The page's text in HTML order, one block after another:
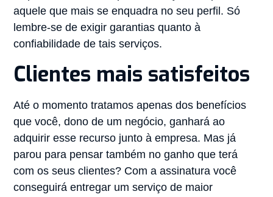
aquele que mais se enquadra no seu perfil. Só
lembre-se de exigir garantias quanto à
confiabilidade de tais serviços.
Clientes mais satisfeitos
Até o momento tratamos apenas dos benefícios
que você, dono de um negócio, ganhará ao
adquirir esse recurso junto à empresa. Mas já
parou para pensar também no ganho que terá
com os seus clientes? Com a assinatura você
conseguirá entregar um serviço de maior